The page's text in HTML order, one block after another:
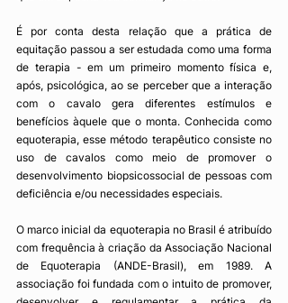
É por conta desta relação que a prática de
equitação passou a ser estudada como uma forma
de terapia - em um primeiro momento física e,
após, psicológica, ao se perceber que a interação
com o cavalo gera diferentes estímulos e
benefícios àquele que o monta. Conhecida como
equoterapia, esse método terapêutico consiste no
uso de cavalos como meio de promover o
desenvolvimento biopsicossocial de pessoas com
deficiência e/ou necessidades especiais.
O marco inicial da equoterapia no Brasil é atribuído
com frequência à criação da Associação Nacional
de Equoterapia (ANDE-Brasil), em 1989. A
associação foi fundada com o intuito de promover,